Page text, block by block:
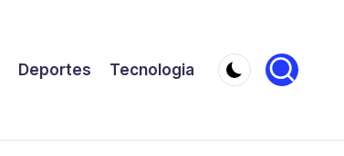
Deportes Tecnologia